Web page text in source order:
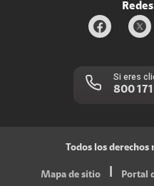
Si eres
800 171
Todos los
Mapa de sitio Portal